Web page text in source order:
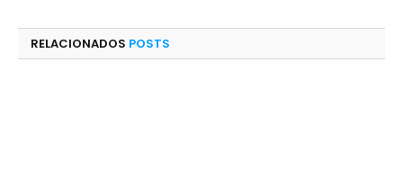
RELACIONADOS POSTS